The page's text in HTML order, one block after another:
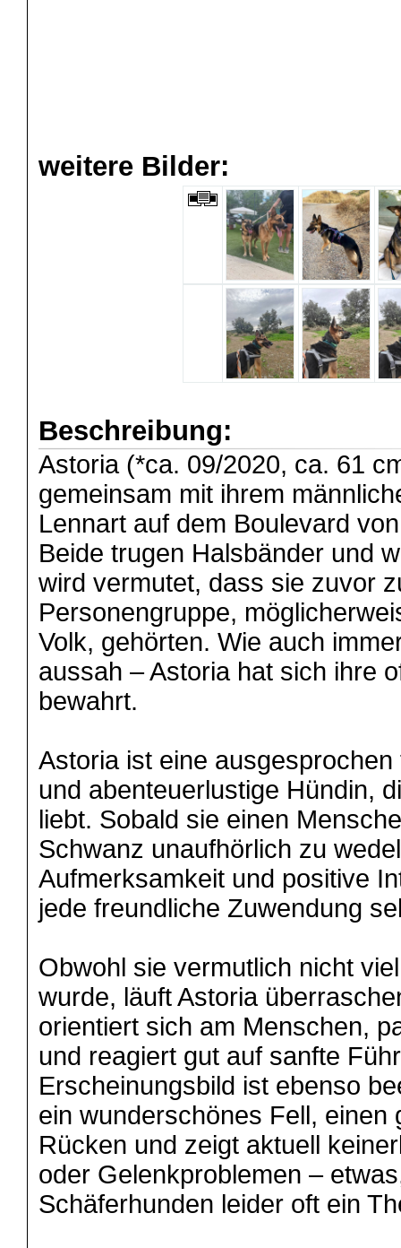
weitere Bilder:
Beschreibung:
Astoria (*ca. 09/2020, ca. 61
gemeinsam mit ihrem
Lennart auf dem Boulevard
Beide trugen Halsbänder und
wird vermutet, dass sie zuvor
Personengruppe,
Volk, gehörten. Wie auch
aussah – Astoria hat sich ihre
bewahrt.
Astoria ist eine
und abenteuerlustige Hündin,
liebt. Sobald sie einen
Schwanz unaufhörlich zu
Aufmerksamkeit und positive
jede freundliche Zuwendung
Obwohl sie vermutlich nicht
wurde, läuft Astoria
orientiert sich am Menschen,
und reagiert gut auf sanfte
Erscheinungsbild ist ebenso
ein wunderschönes Fell, einen
Rücken und zeigt aktuell
oder Gelenkproblemen –
Schäferhunden leider oft ein